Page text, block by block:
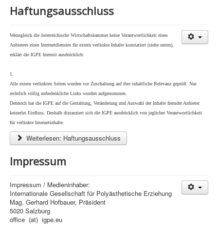
Haftungsausschluss
Wenngleich die österreichische Wirtschaftskammer keine Verantwortlichkeit eines
Anbieters eines Internetdienstes für extern verlinkte Inhalte konstatiert (siehe unten),
erklärt die IGPE hiermit ausdrücklich:
1.
Alle extern verlinkten Seiten wurden vor Zuschaltung auf ihre inhaltliche Relevanz geprüft. Nur
rechtlich völlig unbedenkliche Links wurden aufgenommen.
Dennoch hat die IGPE auf die Gestaltung, Veränderung und Auswahl der Inhalte fremder Anbieter
keinerlei Einfluss. Deshalb distanziert sich die IGPE ausdrücklich von jeglicher Verantwortlichkeit
für verlinkte Internetinhalte.
Weiterlesen: Haftungsausschluss
Impressum
Impressum / Medieninhaber:
Internationale Gesellschaft für Polyästhetische Erziehung
Mag. Gerhard Hofbauer, Präsident
5020 Salzburg
office (at) igpe.eu